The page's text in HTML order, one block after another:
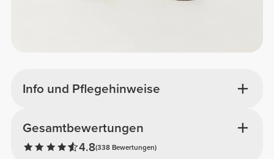
Info und Pflegehinweise
Gesamtbewertungen
4.8(338 Bewertungen)